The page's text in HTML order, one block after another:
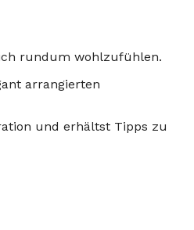
rundum wohlzufühlen.
arrangierten
und erhältst Tipps zu